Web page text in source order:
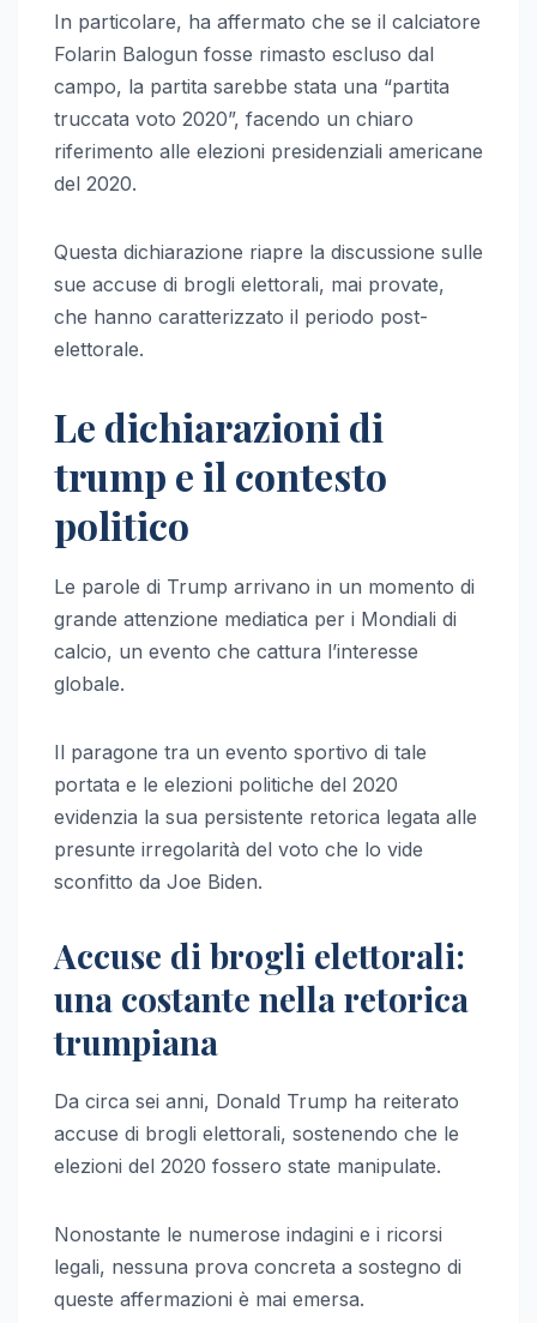
In particolare, ha affermato che se il calciatore
Folarin Balogun fosse rimasto escluso dal
campo, la partita sarebbe stata una “partita
truccata voto 2020”, facendo un chiaro
riferimento alle elezioni presidenziali americane
del 2020.
Questa dichiarazione riapre la discussione sulle
sue accuse di brogli elettorali, mai provate,
che hanno caratterizzato il periodo post-
elettorale.
Le dichiarazioni di
trump e il contesto
politico
Le parole di Trump arrivano in un momento di
grande attenzione mediatica per i Mondiali di
calcio, un evento che cattura l’interesse
globale.
Il paragone tra un evento sportivo di tale
portata e le elezioni politiche del 2020
evidenzia la sua persistente retorica legata alle
presunte irregolarità del voto che lo vide
sconfitto da Joe Biden.
Accuse di brogli elettorali:
una costante nella retorica
trumpiana
Da circa sei anni, Donald Trump ha reiterato
accuse di brogli elettorali, sostenendo che le
elezioni del 2020 fossero state manipulate.
Nonostante le numerose indagini e i ricorsi
legali, nessuna prova concreta a sostegno di
queste affermazioni è mai emersa.